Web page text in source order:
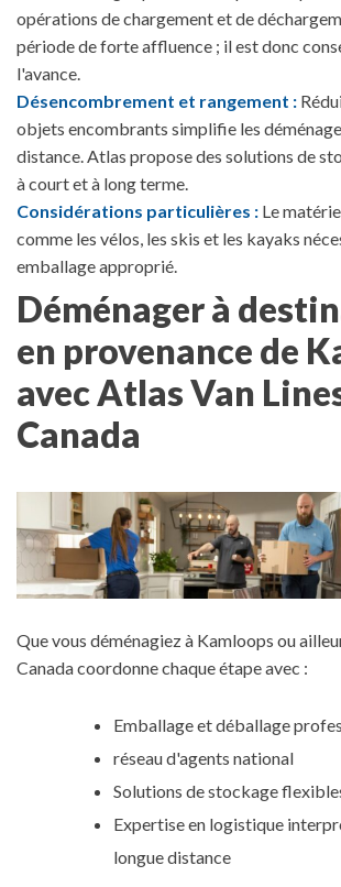
opérations de chargement et de
période de forte affluence ; il est donc
l'avance.
Désencombrement et rangement :
objets encombrants simplifie les
distance. Atlas propose des solutions de
à court et à long terme.
Considérations particulières : Le
comme les vélos, les skis et les kayaks
emballage approprié.
Déménager à
en provenance de
avec Atlas Van
Canada
Que vous déménagiez à Kamloops ou
Canada coordonne chaque étape avec :
Emballage et déballage
réseau d'agents national
Solutions de stockage
Expertise en logistique
longue distance